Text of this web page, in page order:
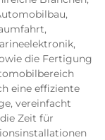
die Fertigung
eine effiziente
vereinfacht
Zeit für